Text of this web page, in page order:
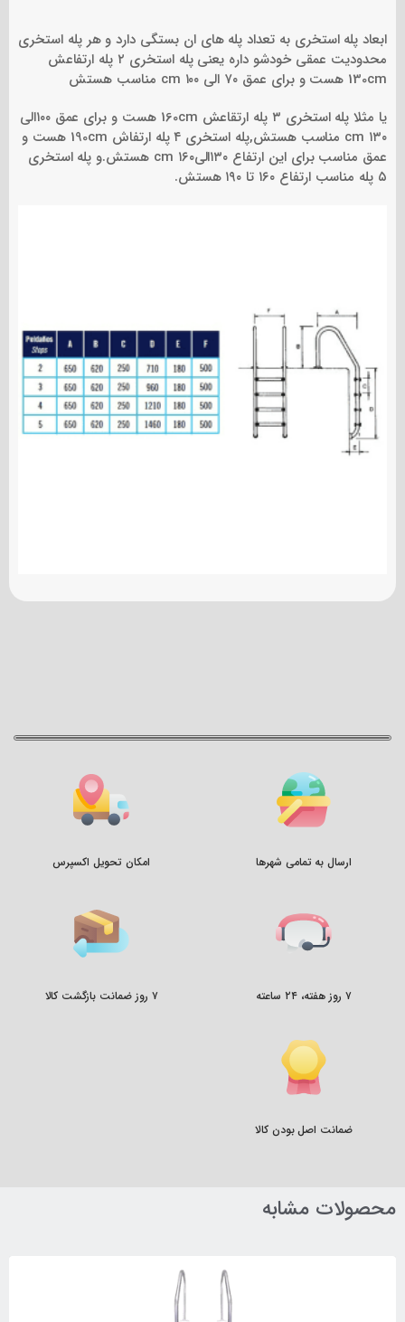
ابعاد پله استخری به تعداد پله های ان بستگی دارد و هر پله استخری
محدودیت عمقی خودشو داره یعنی پله استخری ۲ پله ارتفاعش
130cm هست و برای عمق ۷۰ الی ۱۰۰ cm مناسب هستش
یا مثلا پله استخری ۳ پله ارتقاعش 160cm هست و برای عمق ۱۰۰الی
۱۳۰ cm مناسب هستش,پله استخری ۴ پله ارتفاش 190cm هست و
عمق مناسب برای این ارتفاع ۱۳۰الی۱۶۰ cm هستش.و پله استخری
۵ پله مناسب ارتفاع ۱۶۰ تا ۱۹۰ هستش.
ارسال به تمامی شهرها امکان تحویل اکسپرس
۷ روز هفته، ۲۴ ساعته ۷ روز ضمانت بازگشت کالا
ضمانت اصل بودن کالا
محصولات مشابه